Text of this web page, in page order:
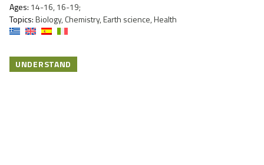
Ages: 14-16, 16-19;
Topics:Biology, Chemistry, Earth science, Health
UNDERSTAND